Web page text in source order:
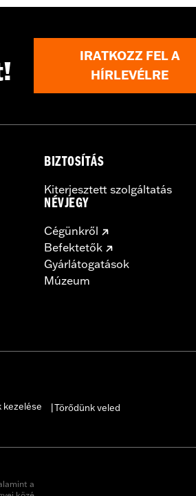
IRATKOZZ FEL A
HÍRLEVÉLRE
BIZTOSÍTÁS
Kiterjesztett szolgáltatás
NÉVJEGY
Cégünkről
Befektetők
Gyárlátogatások
Múzeum
kezelése Törődünk veled
a